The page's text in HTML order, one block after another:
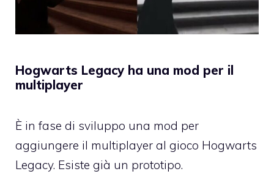
Hogwarts Legacy ha una mod per il
multiplayer
È in fase di sviluppo una mod per
aggiungere il multiplayer al gioco Hogwarts
Legacy. Esiste già un prototipo.